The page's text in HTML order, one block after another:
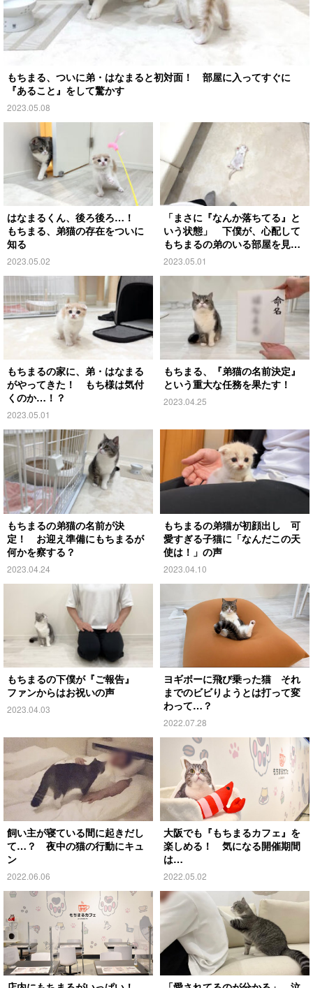
もちまる、ついに弟・はなまると初対面！ 部屋に入ってすぐに
『あること』をして驚かす
2023.05.08
はなまるくん、後ろ後ろ…！
もちまる、弟猫の存在をついに
知る
2023.05.02
「まさに『なんか落ちてる』と
いう状態」 下僕が、心配して
もちまるの弟のいる部屋を見に
行ったら…
2023.05.01
もちまるの家に、弟・はなまる
がやってきた！ もち様は気付
くのか…！？
2023.05.01
もちまる、『弟猫の名前決定』
という重大な任務を果たす！
2023.04.25
もちまるの弟猫の名前が決
定！ お迎え準備にもちまるが
何かを察する？
2023.04.24
もちまるの弟猫が初顔出し 可
愛すぎる子猫に「なんだこの天
使は！」の声
2023.04.10
もちまるの下僕が『ご報告』
ファンからはお祝いの声
2023.04.03
ヨギボーに飛び乗った猫 それ
までのビビりようとは打って変
わって…？
2022.07.28
飼い主が寝ている間に起きだし
て…？ 夜中の猫の行動にキュ
ン
2022.06.06
大阪でも『もちまるカフェ』を
楽しめる！ 気になる開催期間
は…
2022.05.02